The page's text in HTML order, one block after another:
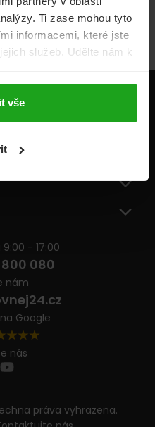
Ti zase mohou tyto
informacemi, které jste
služeb. Udělte nám k
vše
- 17:00
800 080
nám
Google
nás
práva vyhrazena.